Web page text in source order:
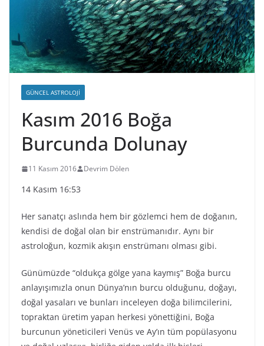
GÜNCEL ASTROLOJI
Kasım 2016 Boğa
Burcunda Dolunay
11 Kasım 2016 Devrim Dölen
14 Kasım 16:53
Her sanatçı aslında hem bir gözlemci hem de doğanın,
kendisi de doğal olan bir enstrümanıdır. Aynı bir
astroloğun, kozmik akışın enstrümanı olması gibi.
Günümüzde “oldukça gölge yana kaymış” Boğa burcu
anlayışımızla onun Dünya’nın burcu olduğunu, doğayı,
doğal yasaları ve bunları inceleyen doğa bilimcilerini,
topraktan üretim yapan herkesi yönettiğini, Boğa
burcunun yöneticileri Venüs ve Ay’ın tüm popülasyonu